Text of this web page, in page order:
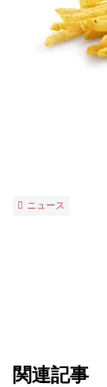
ニュース
関連記事